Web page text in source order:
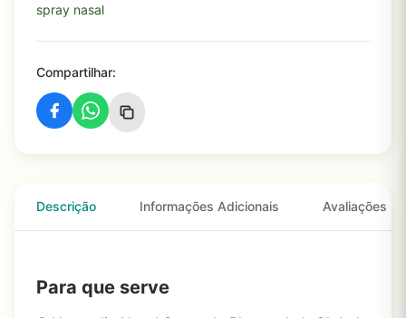
spray nasal
Compartilhar:
Descrição Informações Adicionais Avaliações
Para que serve